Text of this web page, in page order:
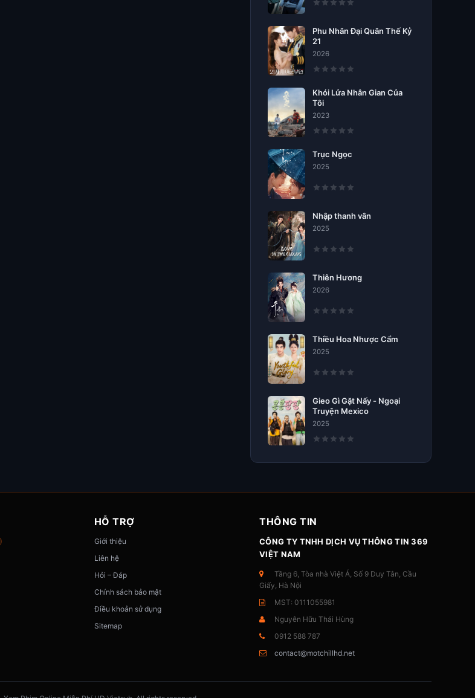
Phu Nhân Đại Quân Thế Kỷ
21
2026
Khói Lửa Nhân Gian Của
Tôi
2023
Trục Ngọc
2025
Nhập thanh vân
2025
Thiên Hương
2026
Thiều Hoa Nhược Cẩm
2025
Gieo Gì Gặt Nấy - Ngoại
Truyện Mexico
2025
HỖ TRỢ
Giới thiệu
Liên hệ
Hỏi – Đáp
Chính sách bảo mật
Điều khoản sử dụng
Sitemap
THÔNG TIN
CÔNG TY TNHH DỊCH VỤ THÔNG TIN 369
VIỆT NAM
Tầng 6, Tòa nhà Việt Á, Số 9 Duy Tân, Cầu
Giấy, Hà Nội
MST: 0111055981
Nguyễn Hữu Thái Hùng
0912 588 787
contact@motchillhd.net